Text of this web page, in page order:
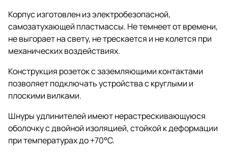
Корпус изготовлен из электробезопасной,
самозатухающей пластмассы. Не темнеет от времени,
не выгорает на свету, не трескается и не колется при
механических воздействиях.
Конструкция розеток с заземляющими контактами
позволяет подключать устройства с круглыми и
плоскими вилками.
Шнуры удлинителей имеют нерастрескивающуюся
оболочку с двойной изоляцией, стойкой к деформации
при температурах до +70°С.